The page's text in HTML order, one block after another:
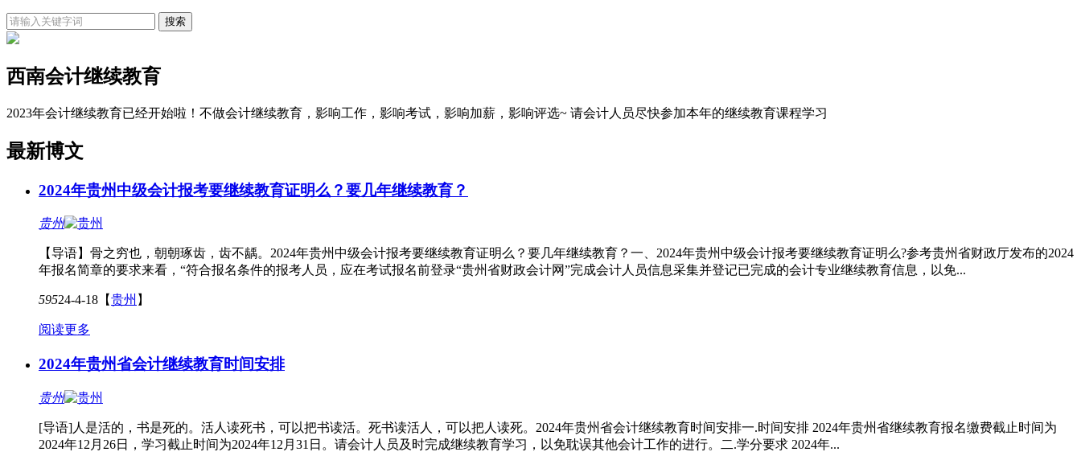
西南会计继续教育
2023年会计继续教育已经开始啦！不做会计继续教育，影响工作，影响考试，影响加薪，影响评选~ 请会计人员尽快参加本年的继续教育课程学习
最新博文
2024年贵州中级会计报考要继续教育证明么？要几年继续教育？
贵州
【导语】骨之穷也，朝朝琢齿，齿不龋。2024年贵州中级会计报考要继续教育证明么？要几年继续教育？一、2024年贵州中级会计报考要继续教育证明么?参考贵州省财政厅发布的2024
年报名简章的要求来看，“符合报名条件的报考人员，应在考试报名前登录“贵州省财政会计网”完成会计人员信息采集并登记已完成的会计专业继续教育信息，以免...
59524-4-18 【贵州 】
阅读更多
2024年贵州省会计继续教育时间安排
贵州
[导语]人是活的，书是死的。活人读死书，可以把书读活。死书读活人，可以把人读死。2024年贵州省会计继续教育时间安排一.时间安排 2024年贵州省继续教育报名缴费截止时间为
2024年12月26日，学习截止时间为2024年12月31日。请会计人员及时完成继续教育学习，以免耽误其他会计工作的进行。二.学分要求 2024年...